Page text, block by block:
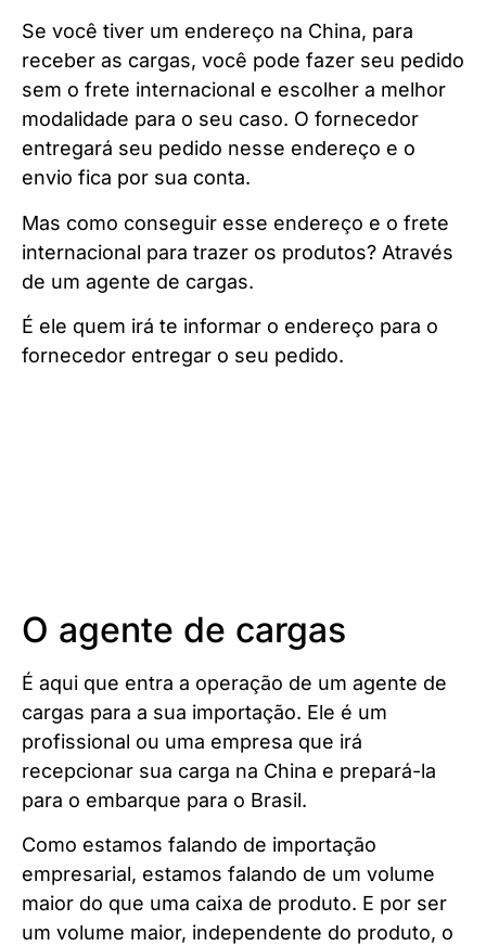
Se você tiver um endereço na China, para
receber as cargas, você pode fazer seu pedido
sem o frete internacional e escolher a melhor
modalidade para o seu caso. O fornecedor
entregará seu pedido nesse endereço e o
envio fica por sua conta.
Mas como conseguir esse endereço e o frete
internacional para trazer os produtos? Através
de um agente de cargas.
É ele quem irá te informar o endereço para o
fornecedor entregar o seu pedido.
O agente de cargas
É aqui que entra a operação de um agente de
cargas para a sua importação. Ele é um
profissional ou uma empresa que irá
recepcionar sua carga na China e prepará-la
para o embarque para o Brasil.
Como estamos falando de importação
empresarial, estamos falando de um volume
maior do que uma caixa de produto. E por ser
um volume maior, independente do produto, o